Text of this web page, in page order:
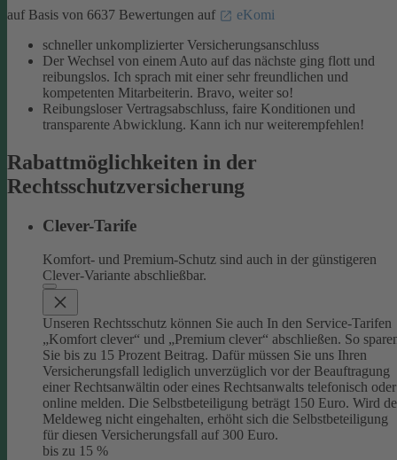
auf Basis von 6637 Bewertungen auf
eKomi
schneller unkomplizierter Versicherungsanschluss
Der Wechsel von einem Auto auf das nächste ging flott und
reibungslos. Ich sprach mit einer sehr freundlichen und
kompetenten Mitarbeiterin. Bravo, weiter so!
Reibungsloser Vertragsabschluss, faire Konditionen und
transparente Abwicklung. Kann ich nur weiterempfehlen!
Rabattmöglichkeiten in der
Rechtsschutzversicherung
Clever-Tarife
Komfort- und Premium-Schutz sind auch in der günstigeren
Clever-Variante abschließbar.
Unseren Rechtsschutz können Sie auch In den Service-Tarifen
„Komfort clever“ und „Premium clever“ abschließen. So
Sie bis zu 15 Prozent Beitrag. Dafür müssen Sie uns Ihren
Versicherungsfall lediglich unverzüglich vor der Beauftragung
einer Rechtsanwältin oder eines Rechtsanwalts telefonisch oder
online melden. Die Selbstbeteiligung beträgt 150 Euro. Wird
Meldeweg nicht eingehalten, erhöht sich die Selbstbeteiligung
für diesen Versicherungsfall auf 300 Euro.
bis zu 15 %